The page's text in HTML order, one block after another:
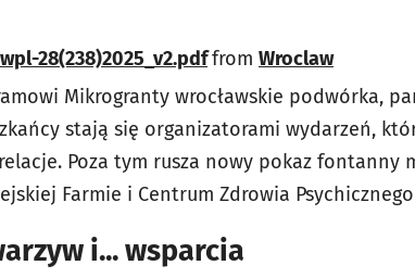
28(238)2025_v2.pdffrom Wroclaw
Mikrogranty wrocławskie podwórka,
stają się organizatorami wydarzeń,
Poza tym rusza nowy pokaz fontanny
Farmie i Centrum Zdrowia
i... wsparcia